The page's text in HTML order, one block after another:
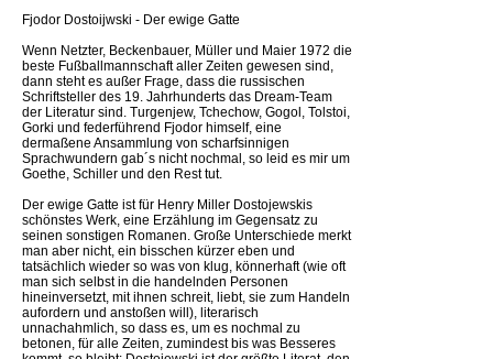
Fjodor Dostoijwski - Der ewige Gatte
Wenn Netzter, Beckenbauer, Müller und Maier 1972 die
beste Fußballmannschaft aller Zeiten gewesen sind,
dann steht es außer Frage, dass die russischen
Schriftsteller des 19. Jahrhunderts das Dream-Team
der Literatur sind. Turgenjew, Tchechow, Gogol, Tolstoi,
Gorki und federführend Fjodor himself, eine
dermaßene Ansammlung von scharfsinnigen
Sprachwundern gab´s nicht nochmal, so leid es mir um
Goethe, Schiller und den Rest tut.
Der ewige Gatte ist für Henry Miller Dostojewskis
schönstes Werk, eine Erzählung im Gegensatz zu
seinen sonstigen Romanen. Große Unterschiede merkt
man aber nicht, ein bisschen kürzer eben und
tatsächlich wieder so was von klug, könnerhaft (wie oft
man sich selbst in die handelnden Personen
hineinversetzt, mit ihnen schreit, liebt, sie zum Handeln
aufordern und anstoßen will), literarisch
unnachahmlich, so dass es, um es nochmal zu
betonen, für alle Zeiten, zumindest bis was Besseres